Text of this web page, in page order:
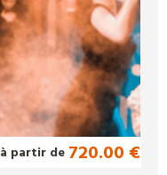
à partir de 720.00 €